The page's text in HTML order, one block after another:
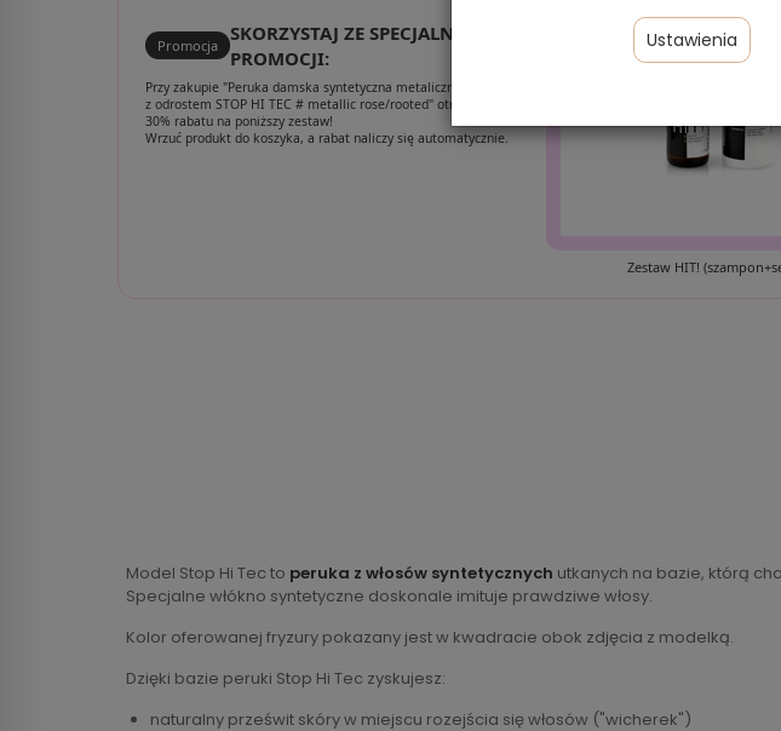
Promocja
SKORZYSTAJ ZE SPECJALNEJ
PROMOCJI:
Przy zakupie "Peruka damska syntetyczna metaliczny różowy blond
z odrostem STOP HI TEC # metallic rose/rooted" otrzymujesz aż
30% rabatu na poniższy zestaw!
Wrzuć produkt do koszyka, a rabat naliczy się automatycznie.
Zestaw HIT!
Model Stop Hi Tec to peruka z włosów syntetycznych utkanych na bazie, którą
Specjalne włókno syntetyczne doskonale imituje prawdziwe włosy.
Kolor oferowanej fryzury pokazany jest w kwadracie obok zdjęcia z modelką.
Dzięki bazie peruki Stop Hi Tec zyskujesz:
naturalny prześwit skóry w miejscu rozejścia się włosów ("wicherek")
Ustawienia